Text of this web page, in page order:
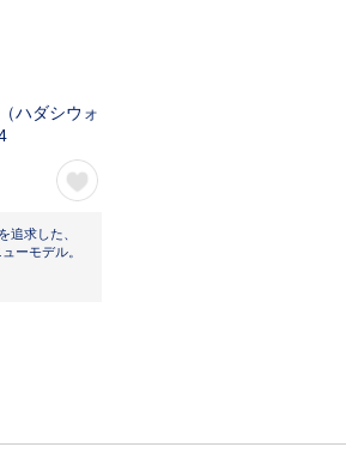
ハダシウォ
追求した、
ーモデル。